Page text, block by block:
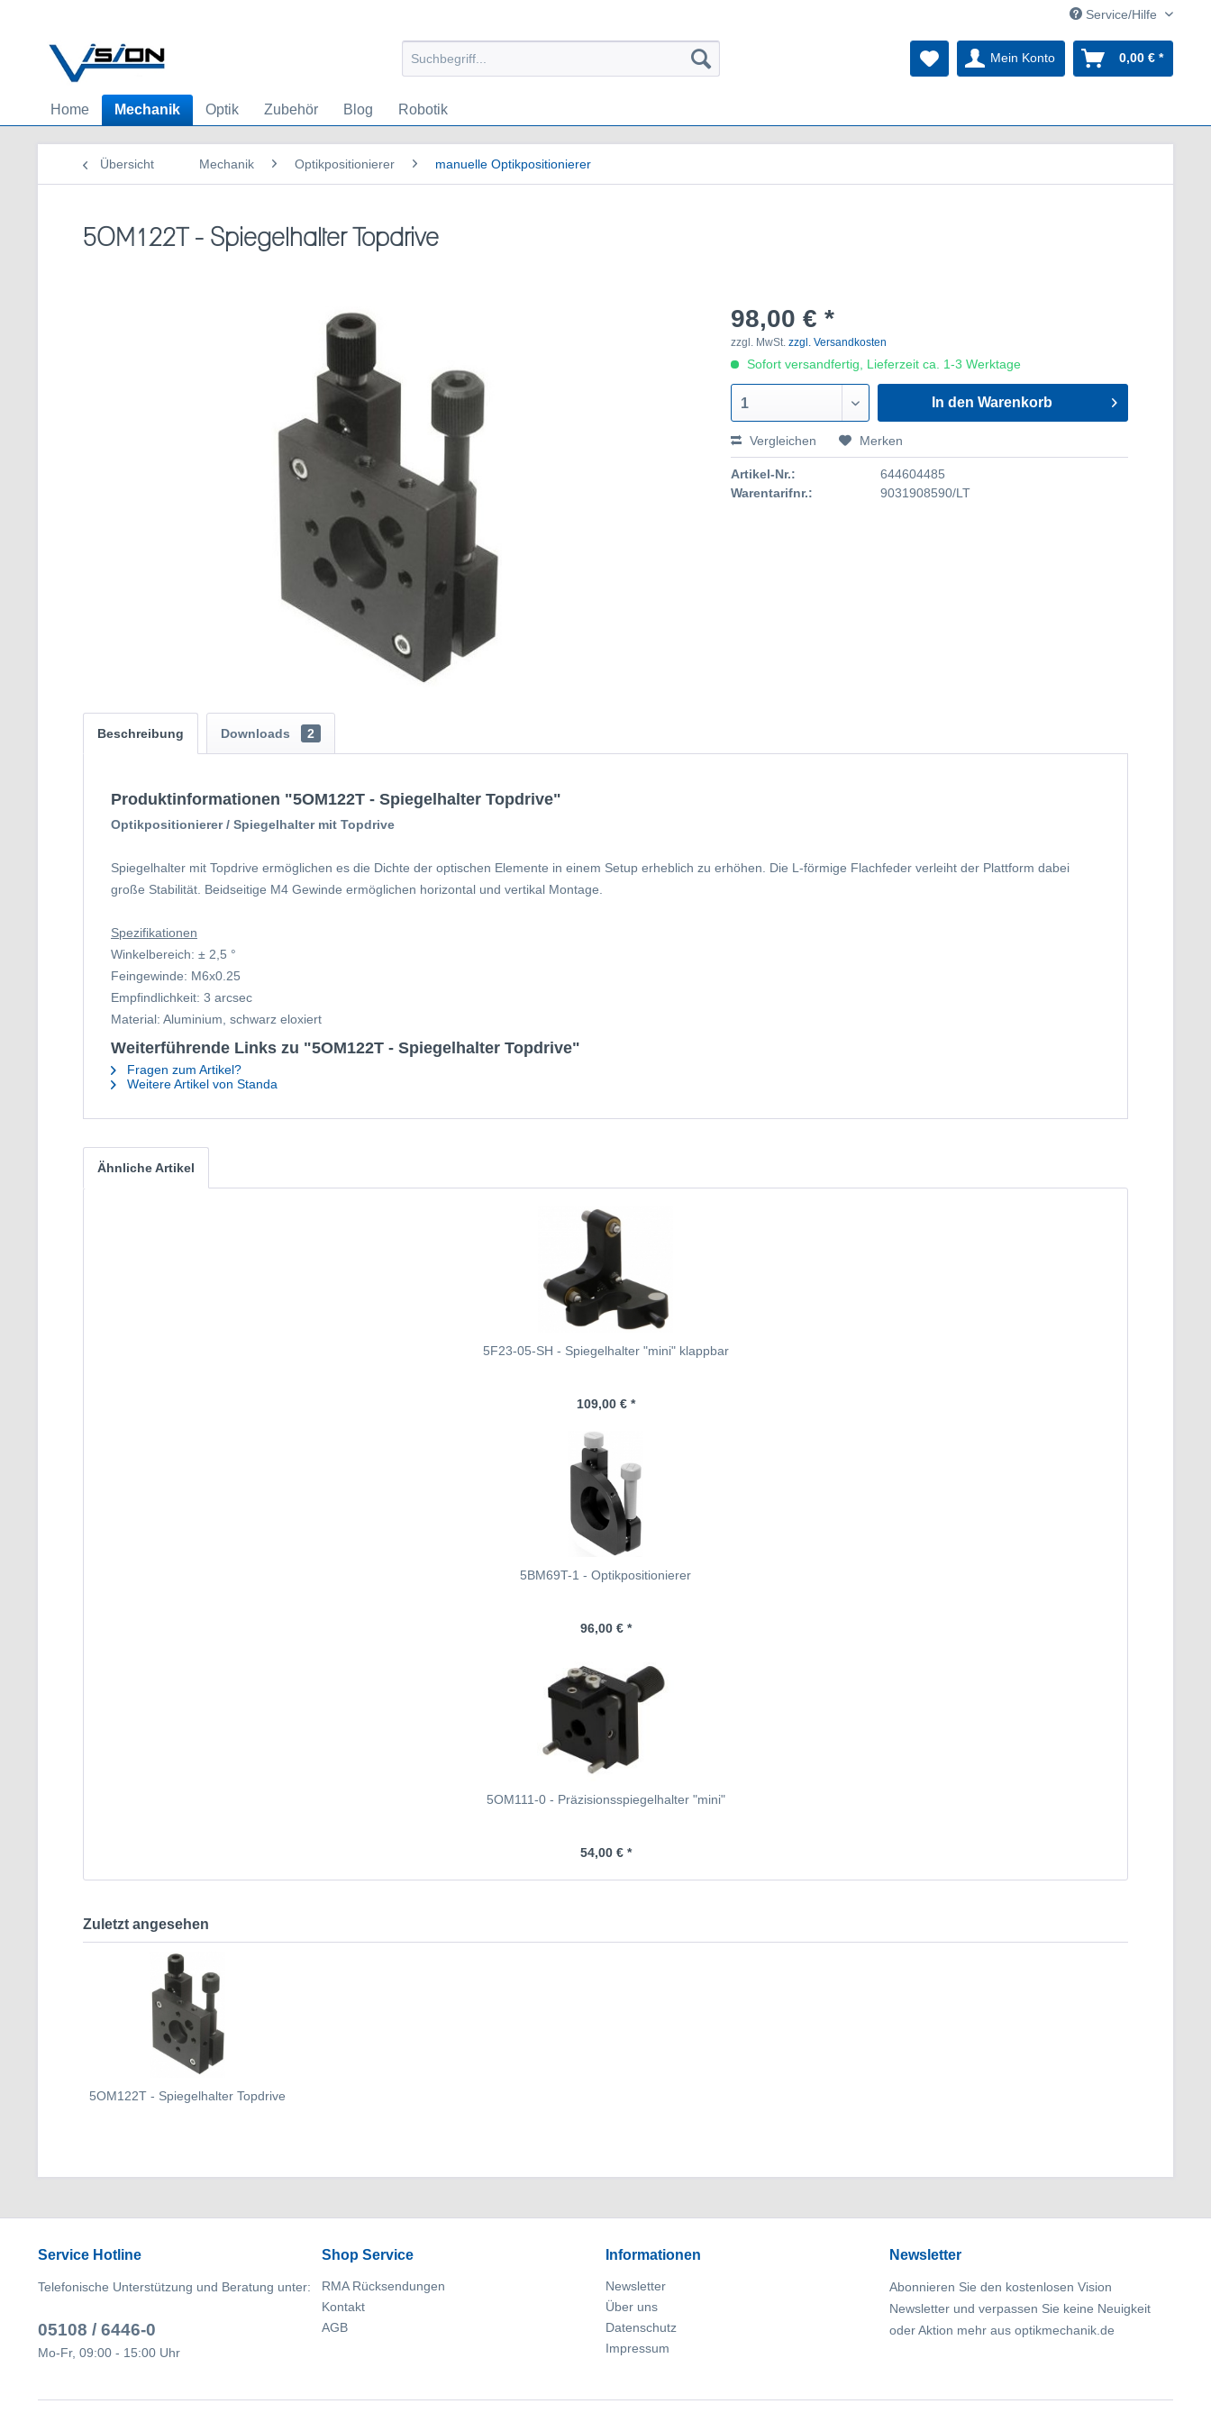
Service/Hilfe
Mein Konto 0,00 € *
Home Mechanik Optik Zubehör Blog Robotik
Übersicht Mechanik Optikpositionierer manuelle Optikpositionierer
5OM122T - Spiegelhalter Topdrive
98,00 € *
zzgl. MwSt.zzgl. Versandkosten
Sofort versandfertig, Lieferzeit ca. 1-3 Werktage
1 In den Warenkorb
Vergleichen Merken
Artikel-Nr.:
644604485
Warentarifnr.:
9031908590/LT
Beschreibung Downloads 2
Produktinformationen "5OM122T - Spiegelhalter Topdrive"
Optikpositionierer / Spiegelhalter mit Topdrive
Spiegelhalter mit Topdrive ermöglichen es die Dichte der optischen Elemente in einem Setup erheblich zu erhöhen. Die L-förmige Flachfeder verleiht der Plattform dabei
große Stabilität. Beidseitige M4 Gewinde ermöglichen horizontal und vertikal Montage.
Spezifikationen
Winkelbereich: ± 2,5 °
Feingewinde: M6x0.25
Empfindlichkeit: 3 arcsec
Material: Aluminium, schwarz eloxiert
Weiterführende Links zu "5OM122T - Spiegelhalter Topdrive"
Fragen zum Artikel?
Weitere Artikel von Standa
Ähnliche Artikel
5F23-05-SH - Spiegelhalter "mini" klappbar
109,00 € *
5BM69T-1 - Optikpositionierer
96,00 € *
5OM111-0 - Präzisionsspiegelhalter "mini"
54,00 € *
Zuletzt angesehen
5OM122T - Spiegelhalter Topdrive
Service Hotline
Telefonische Unterstützung und Beratung unter:
05108 / 6446-0
Mo-Fr, 09:00 - 15:00 Uhr
Shop Service
RMA Rücksendungen
Kontakt
AGB
Informationen
Newsletter
Über uns
Datenschutz
Impressum
Newsletter
Abonnieren Sie den kostenlosen Vision
Newsletter und verpassen Sie keine Neuigkeit
oder Aktion mehr aus optikmechanik.de